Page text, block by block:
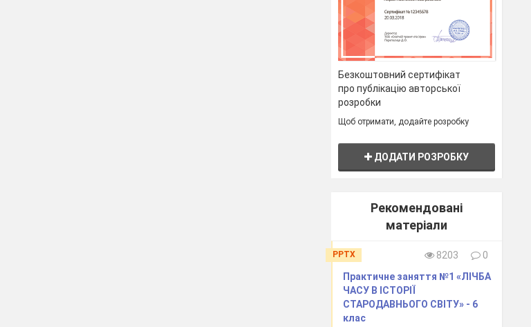
Безкоштовний сертифікат
про публікацію авторської
розробки
Щоб отримати, додайте розробку
ДОДАТИ РОЗРОБКУ
Рекомендовані
матеріали
PPTX 8203
0
Практичне заняття №1 «ЛІЧБА
ЧАСУ В ІСТОРІЇ
СТАРОДАВНЬОГО СВІТУ» - 6
клас